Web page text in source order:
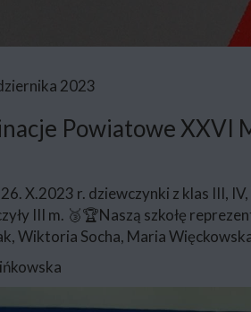
2023
Powiatowe XXVI
X.2023 r. dziewczynki z klas III,
III m. 🥉🏆Naszą szkołę
Wiktoria Socha, Maria